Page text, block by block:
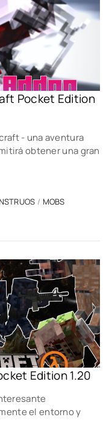
Pocket Edition
- una aventura
obtener una gran
/ MOBS
Edition 1.20
el entorno y